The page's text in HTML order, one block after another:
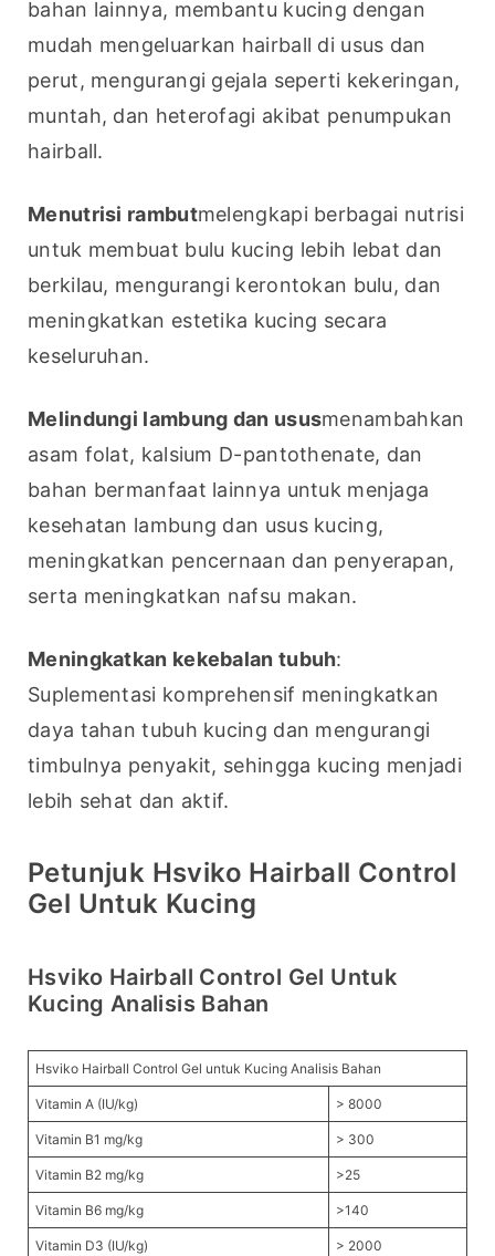
bahan lainnya, membantu kucing dengan
mudah mengeluarkan hairball di usus dan
perut, mengurangi gejala seperti kekeringan,
muntah, dan heterofagi akibat penumpukan
hairball.
Menutrisi rambutmelengkapi berbagai nutrisi
untuk membuat bulu kucing lebih lebat dan
berkilau, mengurangi kerontokan bulu, dan
meningkatkan estetika kucing secara
keseluruhan.
Melindungi lambung dan ususmenambahkan
asam folat, kalsium D-pantothenate, dan
bahan bermanfaat lainnya untuk menjaga
kesehatan lambung dan usus kucing,
meningkatkan pencernaan dan penyerapan,
serta meningkatkan nafsu makan.
Meningkatkan kekebalan tubuh:
Suplementasi komprehensif meningkatkan
daya tahan tubuh kucing dan mengurangi
timbulnya penyakit, sehingga kucing menjadi
lebih sehat dan aktif.
Petunjuk Hsviko Hairball Control
Gel Untuk Kucing
Hsviko Hairball Control Gel Untuk
Kucing Analisis Bahan
Hsviko Hairball Control Gel untuk Kucing Analisis Bahan
Vitamin A (IU/kg) > 8000
Vitamin B1 mg/kg > 300
Vitamin B2 mg/kg >25
Vitamin B6 mg/kg >140
Vitamin D3 (IU/kg) > 2000